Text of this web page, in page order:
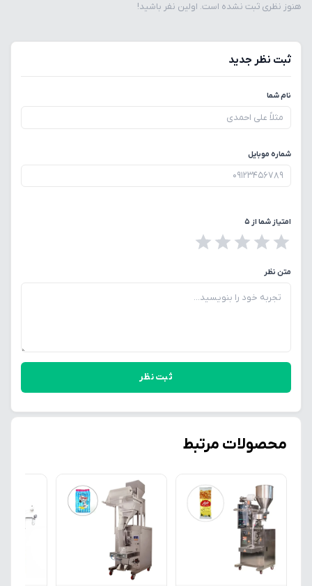
هنوز نظری ثبت نشده است. اولین نفر باشید!
ثبت نظر جدید
نام شما
شماره موبایل
امتیاز شما از ۵
متن نظر
ثبت نظر
محصولات مرتبط